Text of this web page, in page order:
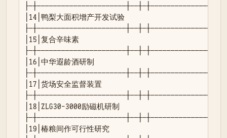
├─┼──────────────────────┼──┼─┼───────────────┼──┤
│14│鸭梨大面积增产开发试验
├─┼──────────────────────┼──┼─┼───────────────┼──┤
│15│复合辛味素                                  │ 地 │
├─┼──────────────────────┼──┼─┼───────────────┼──┤
│16│中华遐龄酒研制                              │
├─┼──────────────────────┼──┼─┼───────────────┼──┤
│17│货场安全监督装置                            │
├─┼──────────────────────┼──┼─┼───────────────┼──┤
│18│ZLG30-3000励磁机研制
├─┼──────────────────────┼──┼─┼───────────────┼──┤
│19│椿粮间作可行性研究                          │